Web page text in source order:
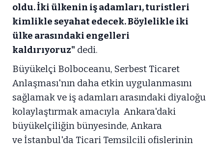
oldu. İki ülkenin iş adamları, turistleri
kimlikle seyahat edecek. Böylelikle iki
ülke arasındaki engelleri
kaldırıyoruz" dedi.
Büyükelçi Bolboceanu, Serbest Ticaret
Anlaşması'nın daha etkin uygulanmasını
sağlamak ve iş adamları arasındaki diyaloğu
kolaylaştırmak amacıyla Ankara'daki
büyükelçiliğin bünyesinde, Ankara
ve İstanbul'da Ticari Temsilcili ofislerinin